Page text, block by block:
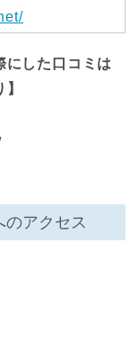
した口コミは
のアクセス